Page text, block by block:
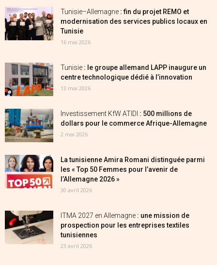
Tunisie–Allemagne : fin du projet REMO et
modernisation des services publics locaux en
Tunisie
16 mai 2026
Tunisie : le groupe allemand LAPP inaugure un
centre technologique dédié à l’innovation
13 mai 2026
Investissement KfW ATIDI : 500 millions de
dollars pour le commerce Afrique-Allemagne
2 mai 2026
La tunisienne Amira Romani distinguée parmi
les « Top 50 Femmes pour l’avenir de
l’Allemagne 2026 »
30 avril 2026
ITMA 2027 en Allemagne : une mission de
prospection pour les entreprises textiles
tunisiennes
23 avril 2026